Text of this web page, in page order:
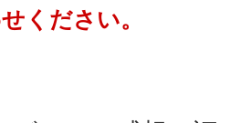
ください。